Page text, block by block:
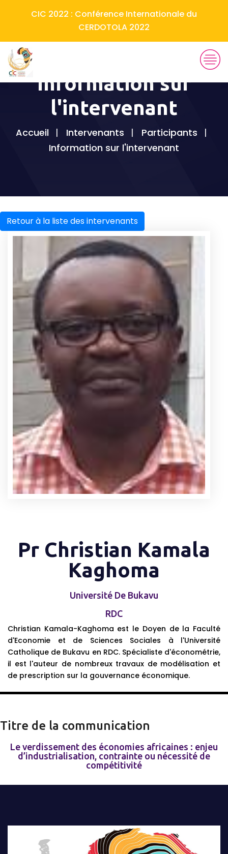
CIC 2022 : Conférence Internationale du
CERDOTOLA 2022
Information sur
l'intervenant
Accueil Intervenants
Participants
Information sur l'intervenant
Retour à la liste des intervenants
Pr Christian Kamala
Kaghoma
Université De Bukavu
RDC
Christian Kamala-Kaghoma est le Doyen de la Faculté
d'Economie et de Sciences Sociales à l'Université
Catholique de Bukavu en RDC. Spécialiste d'économétrie,
il est l'auteur de nombreux travaux de modélisation et
de prescription sur la gouvernance économique.
Titre de la communication
Le verdissement des économies africaines : enjeu
d’industrialisation, contrainte ou nécessité de
compétitivité